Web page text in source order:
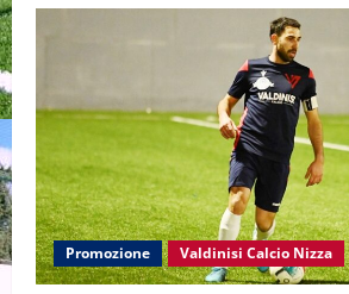
Promozione Valdinisi Calcio Nizza